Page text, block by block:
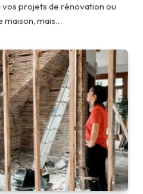
vos projets de rénovation ou
mais…